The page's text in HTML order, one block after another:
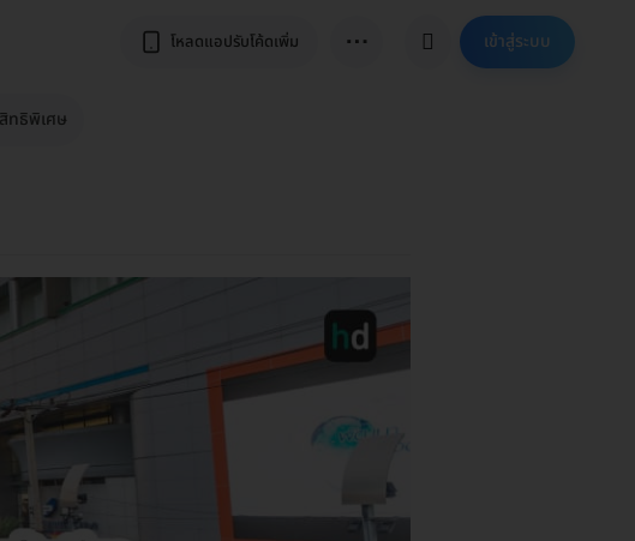
โหลดแอปรับโค้ดเพิ่ม ⋯ เข้าสู่ระบบ
ทธิพิเศษ